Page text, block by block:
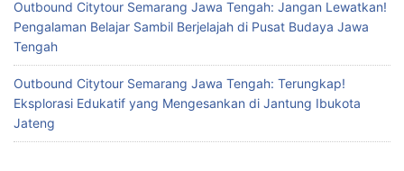
Outbound Citytour Semarang Jawa Tengah: Jangan Lewatkan!
Pengalaman Belajar Sambil Berjelajah di Pusat Budaya Jawa
Tengah
Outbound Citytour Semarang Jawa Tengah: Terungkap!
Eksplorasi Edukatif yang Mengesankan di Jantung Ibukota
Jateng